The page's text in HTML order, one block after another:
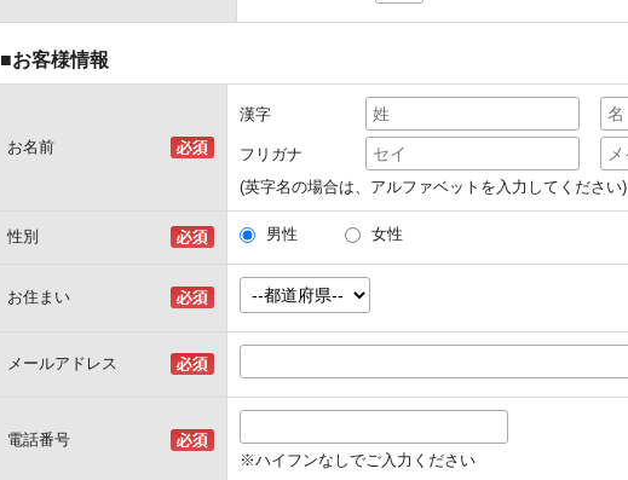
■お客様情報
お名前
漢字
フリガナ
(英字名の場合は、アルファベットを入力してください)
性別 男性 女性
お住まい
メールアドレス
電話番号
※ハイフンなしでご入力ください